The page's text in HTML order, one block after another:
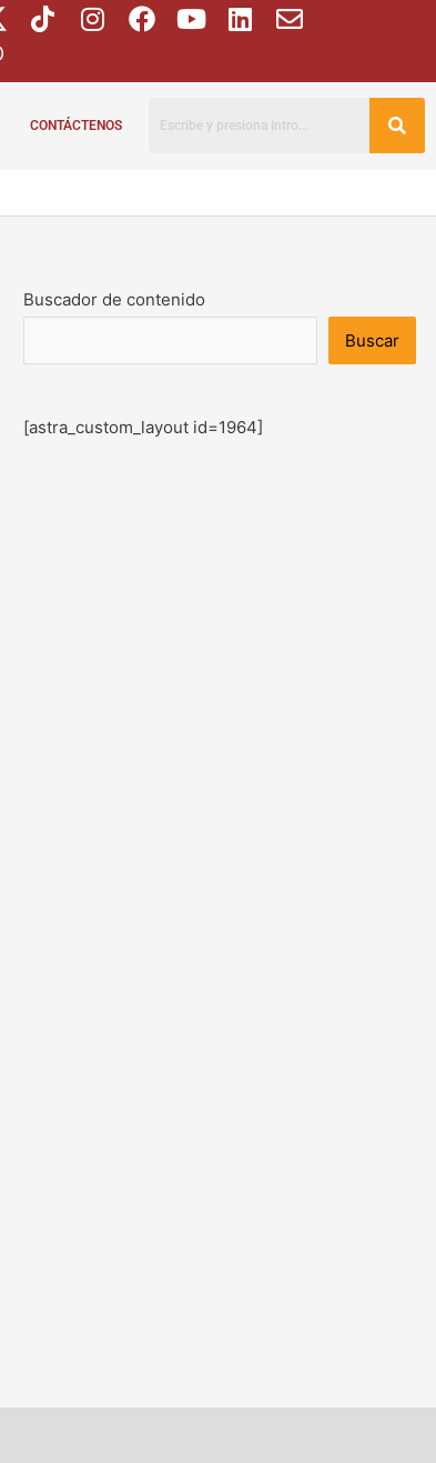
CONTÁCTENOS
Buscador de contenido
Buscar
[astra_custom_layout id=1964]